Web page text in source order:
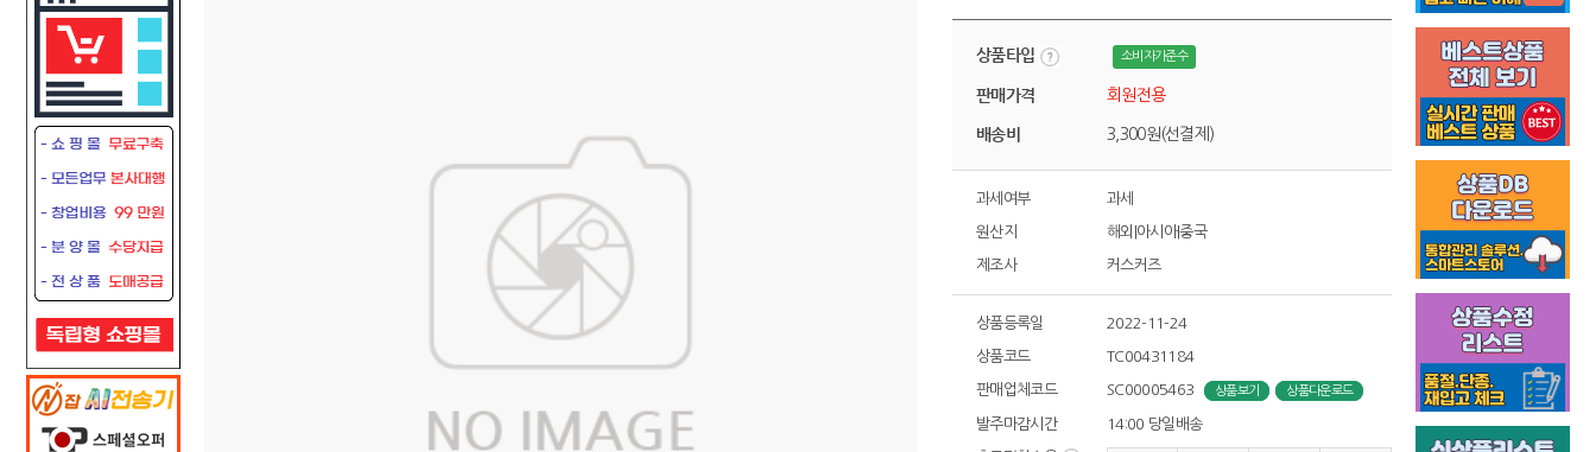
상품타입 소비자가준수
판매가격 회원전용
배송비 3,300원(선결제)
과세여부 과세
원산지 해외|아시아|중국
제조사 커스커즈
상품등록일 2022-11-24
상품코드 TC00431184
판매업체코드 SC00005463 상품보기 상품다운로드
발주마감시간 14:00 당일배송